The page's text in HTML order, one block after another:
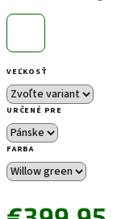
VEĽKOSŤ
URČENÉ PRE
FARBA